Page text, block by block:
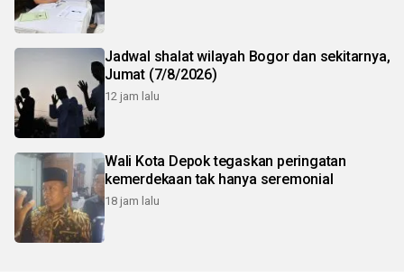
Jadwal shalat wilayah Bogor dan sekitarnya,
Jumat (7/8/2026)
12 jam lalu
Wali Kota Depok tegaskan peringatan
kemerdekaan tak hanya seremonial
18 jam lalu